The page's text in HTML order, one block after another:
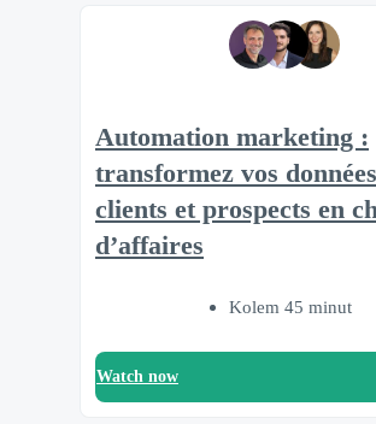
Automation marketing :
transformez vos données
clients et prospects en
d’affaires
Kolem 45 minut
Watch now